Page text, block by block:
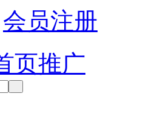
会员注册
页推广